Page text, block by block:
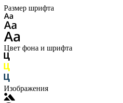
Размер шрифта
Цвет фона и шрифта
Изображения